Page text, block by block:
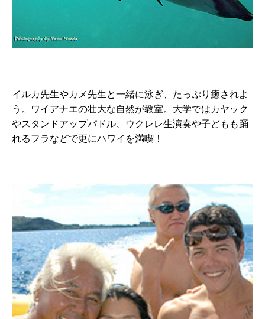
イルカ先生やカメ先生と一緒に泳ぎ、たっぷり癒されよ
う。ワイアナエの壮大な自然が教室。大学ではカヤック
やスタンドアップパドル、ウクレレ生演奏や子どもも踊
れるフラなどで更にハワイを満喫！